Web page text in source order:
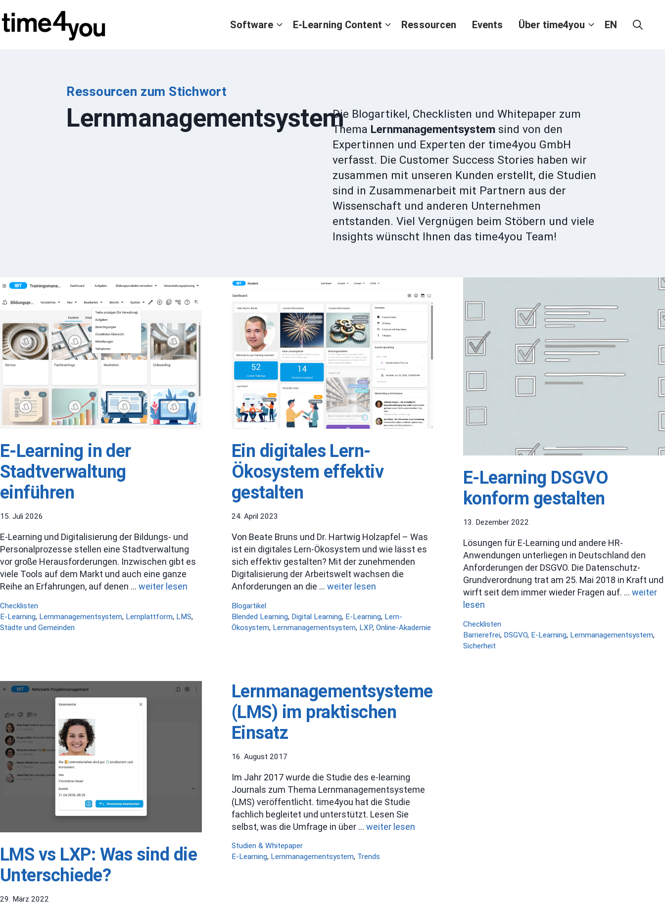
Inhalt
springen
Software E-Learning Content Ressourcen Events Über time4you EN
Ressourcen zum Stichwort
LernmanagementsystemDie Blogartikel, Checklisten und Whitepaper zum
Thema Lernmanagementsystem sind von den
Expertinnen und Experten der time4you GmbH
verfasst. Die Customer Success Stories haben wir
zusammen mit unseren Kunden erstellt, die Studien
sind in Zusammenarbeit mit Partnern aus der
Wissenschaft und anderen Unternehmen
entstanden. Viel Vergnügen beim Stöbern und viele
Insights wünscht Ihnen das time4you Team!
E-Learning in der
Stadtverwaltung
einführen
15. Juli 2026
E-Learning und Digitalisierung der Bildungs- und
Personalprozesse stellen eine Stadtverwaltung
vor große Herausforderungen. Inzwischen gibt es
viele Tools auf dem Markt und auch eine ganze
Reihe an Erfahrungen, auf denen … weiter lesen
Kategorien
Checklisten
Schlagwörter
E-Learning, Lernmanagementsystem, Lernplattform, LMS,
Städte und Gemeinden
Ein digitales Lern-
Ökosystem effektiv
gestalten
24. April 2023
Von Beate Bruns und Dr. Hartwig Holzapfel – Was
ist ein digitales Lern-Ökosystem und wie lässt es
sich effektiv gestalten? Mit der zunehmenden
Digitalisierung der Arbeitswelt wachsen die
Anforderungen an die … weiter lesen
Kategorien
Blogartikel
Schlagwörter
Blended Learning, Digital Learning, E-Learning, Lern-
Ökosystem, Lernmanagementsystem, LXP, Online-Akademie
E-Learning DSGVO
konform gestalten
13. Dezember 2022
Lösungen für E-Learning und andere HR-
Anwendungen unterliegen in Deutschland den
Anforderungen der DSGVO. Die Datenschutz-
Grundverordnung trat am 25. Mai 2018 in Kraft und
wirft seit dem immer wieder Fragen auf. … weiter
lesen
Kategorien
Checklisten
Schlagwörter
Barrierefrei, DSGVO, E-Learning, Lernmanagementsystem,
Sicherheit
LMS vs LXP: Was sind die
Unterschiede?
29. März 2022
Lernmanagementsysteme
(LMS) im praktischen
Einsatz
16. August 2017
Im Jahr 2017 wurde die Studie des e-learning
Journals zum Thema Lernmanagementsysteme
(LMS) veröffentlicht. time4you hat die Studie
fachlich begleitet und unterstützt. Lesen Sie
selbst, was die Umfrage in über … weiter lesen
Kategorien
Studien & Whitepaper
Schlagwörter
E-Learning, Lernmanagementsystem, Trends